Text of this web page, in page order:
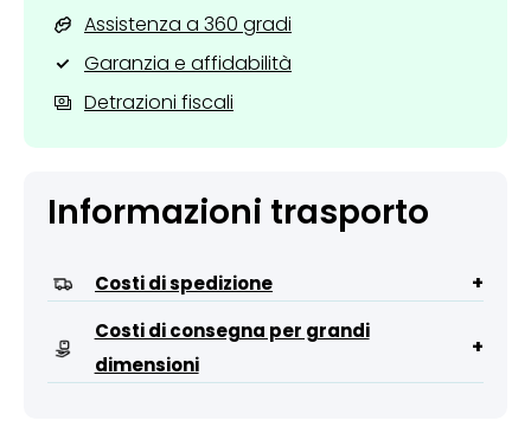
Assistenza a 360 gradi
Garanzia e affidabilità
Detrazioni fiscali
Informazioni trasporto
Costi di spedizione +
Costi di consegna per grandi
dimensioni
+